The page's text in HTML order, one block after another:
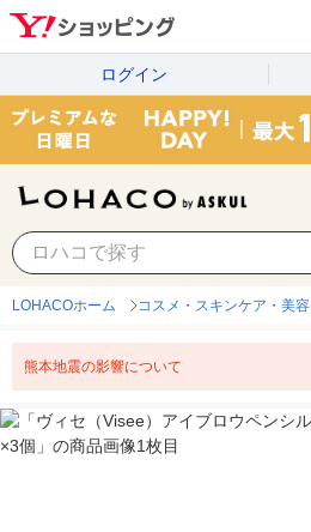
ログイン
LOHACOホーム コスメ・スキンケア・美容
熊本地震の影響について